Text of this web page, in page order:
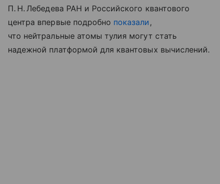
П. Н. Лебедева РАН и Российского квантового
центра впервые подробно показали ,
что нейтральные атомы тулия могут стать
надежной платформой для квантовых вычислений.